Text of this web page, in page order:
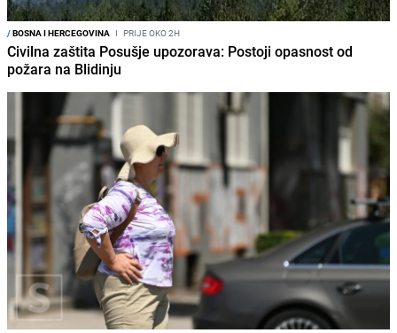
/BOSNA I HERCEGOVINA I PRIJE OKO 2H
Civilna zaštita Posušje upozorava: Postoji opasnost od
požara na Blidinju